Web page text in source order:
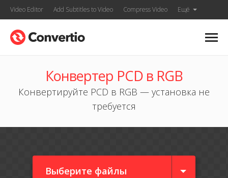
Video Editor Add Subtitles to Video Compress Video Ещё
Конвертер PCD в RGB
Конвертируйте PCD в RGB — установка не
требуется
Выберите файлы